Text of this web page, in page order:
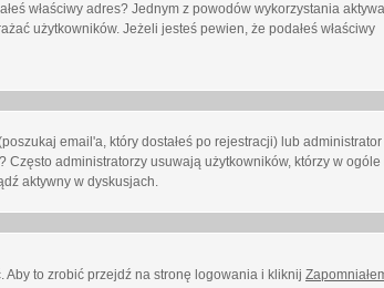
właściwy adres? Jednym z powodów wykorzystania
użytkowników. Jeżeli jesteś pewien, że podałeś właściwy
email'a, który dostałeś po rejestracji) lub administrator
Często administratorzy usuwają użytkowników, którzy w ogóle
aktywny w dyskusjach.
Aby to zrobić przejdź na stronę logowania i kliknij